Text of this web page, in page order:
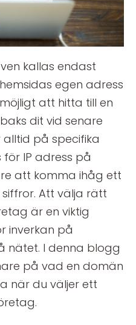
kallas endast
egen adress
att hitta till en
dit vid senare
alltid på specifika
IP adress på
att komma ihåg ett
Att välja rätt
är en viktig
inverkan på
nätet. I denna blogg
på vad en domän
när du väljer ett